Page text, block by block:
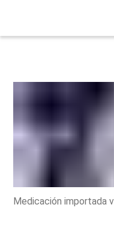
Medicación importada